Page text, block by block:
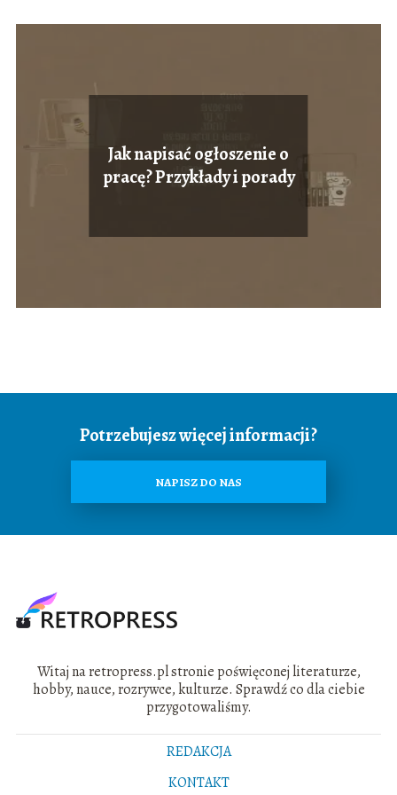
Jak napisać ogłoszenie o
pracę? Przykłady i porady
Potrzebujesz więcej informacji?
NAPISZ DO NAS
Witaj na retropress.pl stronie poświęconej literaturze,
hobby, nauce, rozrywce, kulturze. Sprawdź co dla ciebie
przygotowaliśmy.
REDAKCJA
KONTAKT